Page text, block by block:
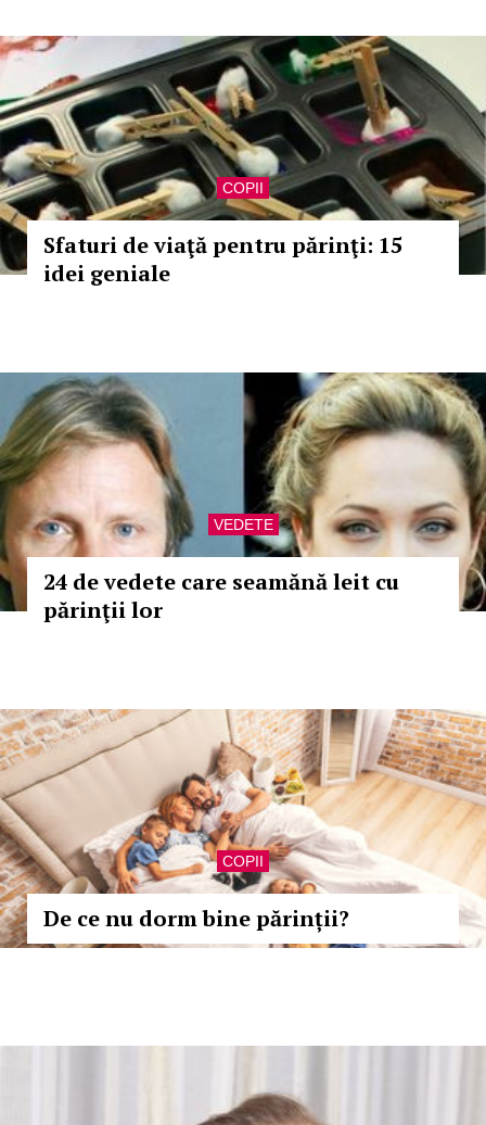
COPII
Sfaturi de viaţă pentru părinţi: 15
idei geniale
VEDETE
24 de vedete care seamănă leit cu
părinţii lor
COPII
De ce nu dorm bine părinții?